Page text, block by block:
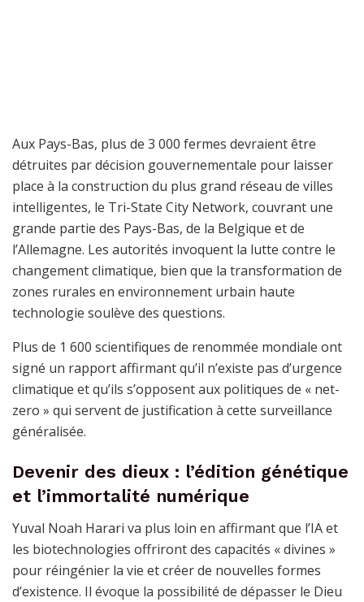
Aux Pays-Bas, plus de 3 000 fermes devraient être
détruites par décision gouvernementale pour laisser
place à la construction du plus grand réseau de villes
intelligentes, le Tri-State City Network, couvrant une
grande partie des Pays-Bas, de la Belgique et de
l’Allemagne. Les autorités invoquent la lutte contre le
changement climatique, bien que la transformation de
zones rurales en environnement urbain haute
technologie soulève des questions.
Plus de 1 600 scientifiques de renommée mondiale ont
signé un rapport affirmant qu’il n’existe pas d’urgence
climatique et qu’ils s’opposent aux politiques de « net-
zero » qui servent de justification à cette surveillance
généralisée.
Devenir des dieux : l’édition génétique
et l’immortalité numérique
Yuval Noah Harari va plus loin en affirmant que l’IA et
les biotechnologies offriront des capacités « divines »
pour réingénier la vie et créer de nouvelles formes
d’existence. Il évoque la possibilité de dépasser le Dieu